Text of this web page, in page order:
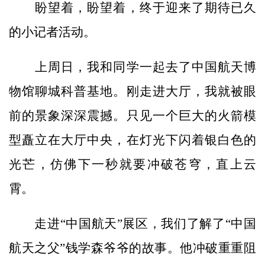
盼望着，盼望着，终于迎来了期待已久
的小记者活动。
上周日，我和同学一起去了中国航天博
物馆聊城科普基地。刚走进大厅，我就被眼
前的景象深深震撼。只见一个巨大的火箭模
型矗立在大厅中央，在灯光下闪着银白色的
光芒，仿佛下一秒就要冲破苍穹，直上云
霄。
走进“中国航天”展区，我们了解了“中国
航天之父”钱学森爷爷的故事。他冲破重重阻